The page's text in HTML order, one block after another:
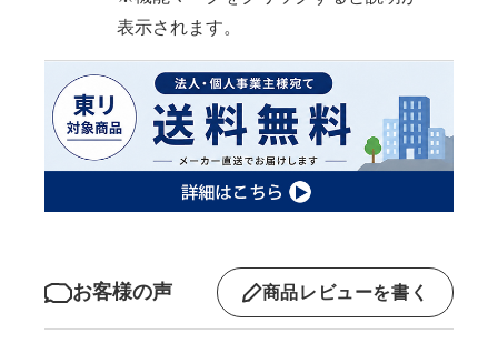
表示されます。
お客様の声 商品レビューを書く